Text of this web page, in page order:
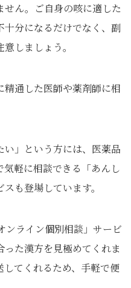
せん。ご自身の咳に適した
分になるだけでなく、副
しましょう。
通した医師や薬剤師に相
い」という方には、医薬品
軽に相談できる「あんし
も登場しています。
ライン個別相談」サービ
た漢方を見極めてくれま
てくれるため、手軽で便